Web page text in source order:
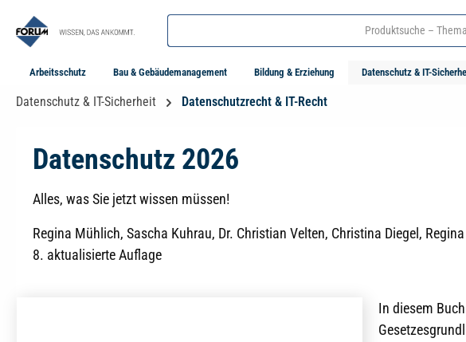
Zur Hauptnavigation springen
Arbeitsschutz Bau & Gebäudemanagement Bildung & Erziehung Datenschutz & IT-
Datenschutz & IT-Sicherheit Datenschutzrecht & IT-Recht
Datenschutz 2026
Alles, was Sie jetzt wissen müssen!
Regina Mühlich, Sascha Kuhrau, Dr. Christian Velten, Christina Diegel,
8. aktualisierte Auflage
In diesem